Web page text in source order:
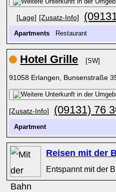
[Lage] [Zusatz-Info]
Apartments Restaurant
Hotel Grille [SW]
91058 Erlangen, Bunsenstraße
[Zusatz-Info] (09131) 76
Apartment
Reisen mit der
Entspannt mit der